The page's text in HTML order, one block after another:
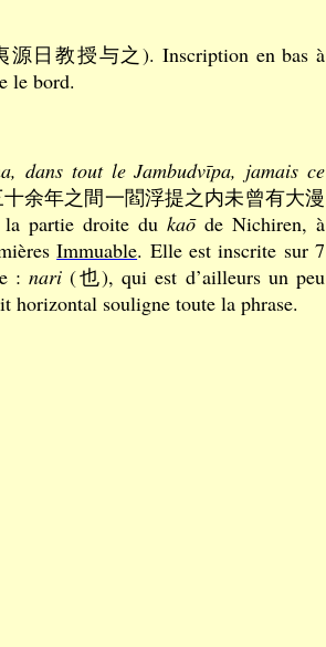
日教授与之). Inscription en bas à
le bord.
dans tout le Jambudvīpa, jamais ce
余年之間一閻浮提之内未曾有大漫
partie droite du kaōde Nichiren, à
Immuable. Elle est inscrite sur 7
: nari (也), qui est d’ailleurs un peu
horizontal souligne toute la phrase.